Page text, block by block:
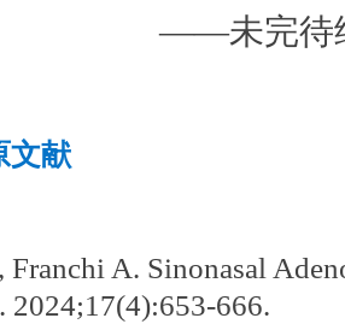
——未完
文献
A. Sinonasal
2024;17(4):653-666.